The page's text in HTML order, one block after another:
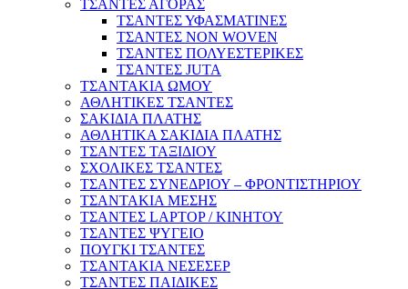
ΤΣΑΝΤΕΣ ΑΓΟΡΑΣ
ΤΣΑΝΤΕΣ ΥΦΑΣΜΑΤΙΝΕΣ
ΤΣΑΝΤΕΣ NON WOVEN
ΤΣΑΝΤΕΣ ΠΟΛΥΕΣΤΕΡΙΚΕΣ
ΤΣΑΝΤΕΣ JUTA
ΤΣΑΝΤΑΚΙΑ ΩΜΟΥ
ΑΘΛΗΤΙΚΕΣ ΤΣΑΝΤΕΣ
ΣΑΚΙΔΙΑ ΠΛΑΤΗΣ
ΑΘΛΗΤΙΚΑ ΣΑΚΙΔΙΑ ΠΛΑΤΗΣ
ΤΣΑΝΤΕΣ ΤΑΞΙΔΙΟΥ
ΣΧΟΛΙΚΕΣ ΤΣΑΝΤΕΣ
ΤΣΑΝΤΕΣ ΣΥΝΕΔΡΙΟΥ – ΦΡΟΝΤΙΣΤΗΡΙΟΥ
ΤΣΑΝΤΑΚΙΑ ΜΕΣΗΣ
ΤΣΑΝΤΕΣ LAPTOP / ΚΙΝΗΤΟΥ
ΤΣΑΝΤΕΣ ΨΥΓΕΙΟ
ΠΟΥΓΚΙ ΤΣΑΝΤΕΣ
ΤΣΑΝΤΑΚΙΑ ΝΕΣΕΣΕΡ
ΤΣΑΝΤΕΣ ΠΑΙΔΙΚΕΣ